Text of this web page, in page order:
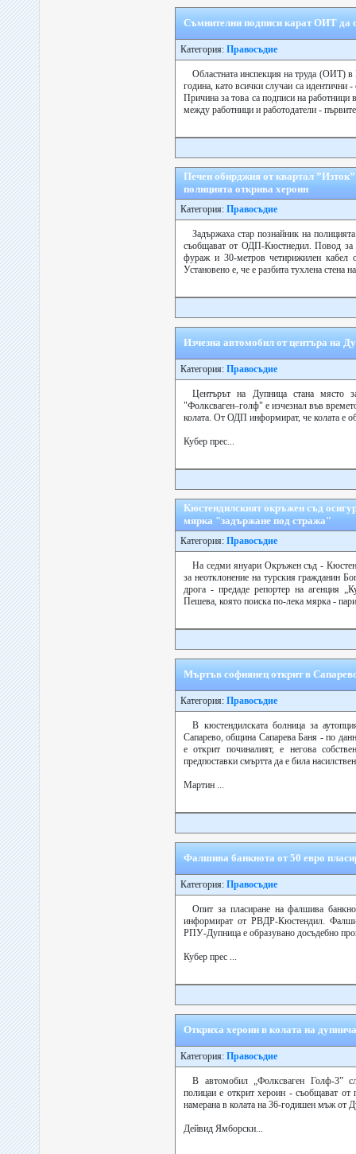
Съмнителни подписи карат ОИТ да
Категория: Правосъдие
Областната инспекция на труда (ОИТ) в
година, като всички случаи са
Причина за това са подписи на
между работници и работодатели -
Печен обирджия от квартал
полицията открива хероин
Категория: Правосъдие
Задържаха стар познайник на
съобщават от ОДП-Кюстнедил. Повод за
фураж и 30-метров четирижилен кабел
Установено е, че е разбита тухлена стена
Изчезна автомобил от центъра на
Категория: Правосъдие
Центърът на Дупница стана място
"Фолксваген–голф" е изчезнал във
колата. От ОДП информират, че колата е
Кубер прес...
Кюстендилският окръжен съд
мярка "задържане под стража"
Категория: Правосъдие
На седми януари Окръжен съд -
за неотклонение на турския гражданин
дрога - предаде репортер на агенция
Пешева, която поиска по-лека мярка -
Мъртъв софиянец открит в
Категория: Правосъдие
В кюстендилската болница за
Сапарево, община Сапарева Баня - по
е открит починалият, е негова
предпоставки смъртта да е била
Мартин ...
Фалшива банкнота от 50 евро
Категория: Правосъдие
Опит за пласиране на фалшива
информират от РВДР-Кюстендил.
РПУ-Дупница е образувано досъдебно
Кубер прес ...
Откриха хероин в колата на
Категория: Правосъдие
В автомобил „Фолксваген Голф-3”
полицаи е открит хероин - съобщават
намерана в колата на 36-годишен мъж от
Дейвид Ямборски...